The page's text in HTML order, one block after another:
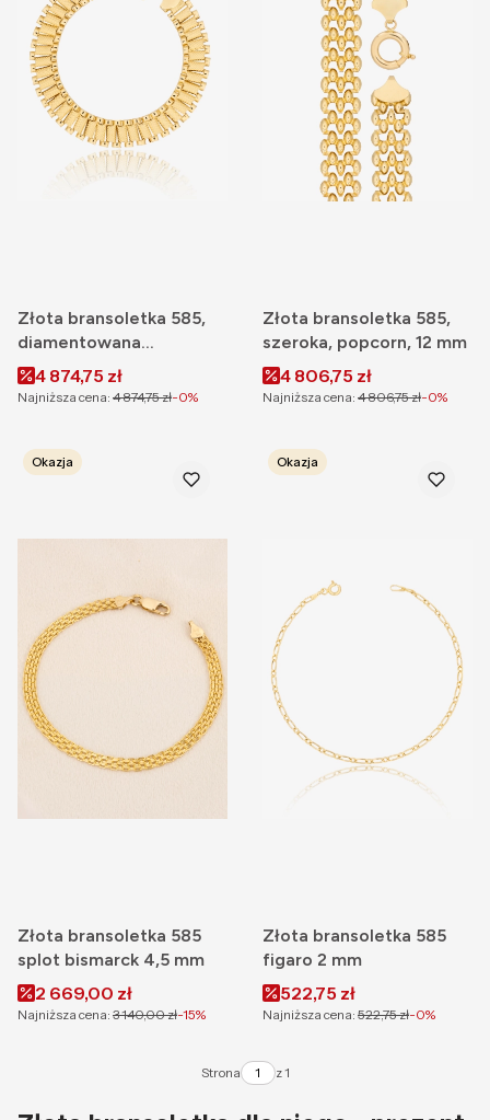
Złota bransoletka 585,
diamentowana
zegarkowa 10 mm
Cena promocyjna
4 874,75 zł
Najniższa cena: 4 874,75 zł-0%
Złota bransoletka 585,
szeroka, popcorn, 12 mm
Cena promocyjna
4 806,75 zł
Najniższa cena: 4 806,75 zł-0%
Okazja
Złota bransoletka 585
splot bismarck 4,5 mm
Cena promocyjna
2 669,00 zł
Najniższa cena: 3 140,00 zł-15%
Okazja
Złota bransoletka 585
figaro 2 mm
Cena promocyjna
522,75 zł
Najniższa cena: 522,75 zł-0%
Strona z 1